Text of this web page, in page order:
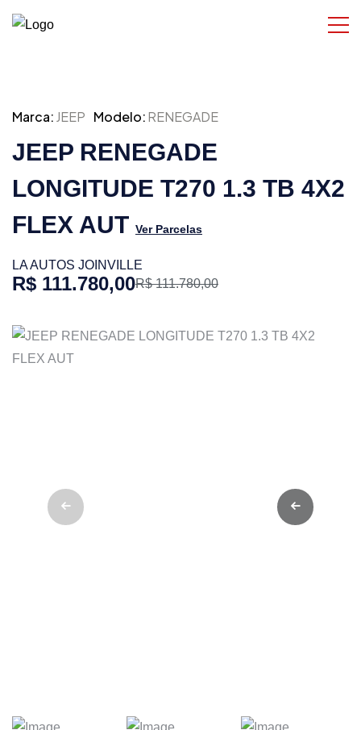
Marca: JEEP Modelo:RENEGADE
JEEP RENEGADE
LONGITUDE T270 1.3 TB 4X2
FLEX AUT Ver Parcelas
LA AUTOS JOINVILLE
R$ 111.780,00R$ 111.780,00